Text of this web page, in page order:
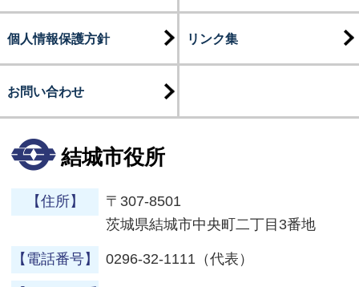
個人情報保護方針 リンク集
お問い合わせ
結城市役所
【住所】
〒307-8501
茨城県結城市中央町二丁目3番地
【電話番号】 0296-32-1111（代表）